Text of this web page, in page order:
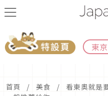
東京
首頁 美食
看東奧就是